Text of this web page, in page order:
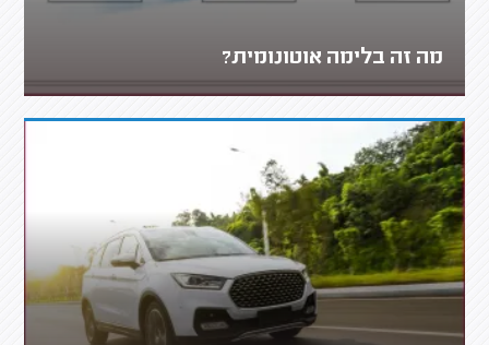
מה זה בלימה אוטונומית?